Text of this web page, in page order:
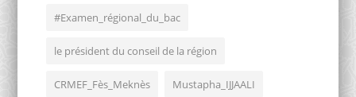
#Examen_régional_du_bac
le président du conseil de la région
CRMEF_Fès_Meknès Mustapha_IJJAALI